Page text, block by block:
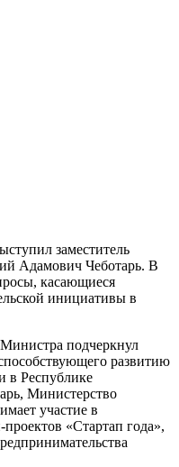
заместитель
Адамович Чеботарь. В
касающиеся
инициативы в
подчеркнул
развитию
в Республике
Министерство
участие в
«Стартап года»,